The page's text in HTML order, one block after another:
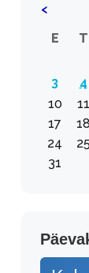
<
E
T
3
4
10
11
17
18
24
25
31